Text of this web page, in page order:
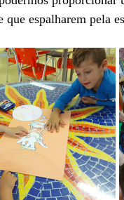
que espalharem pela